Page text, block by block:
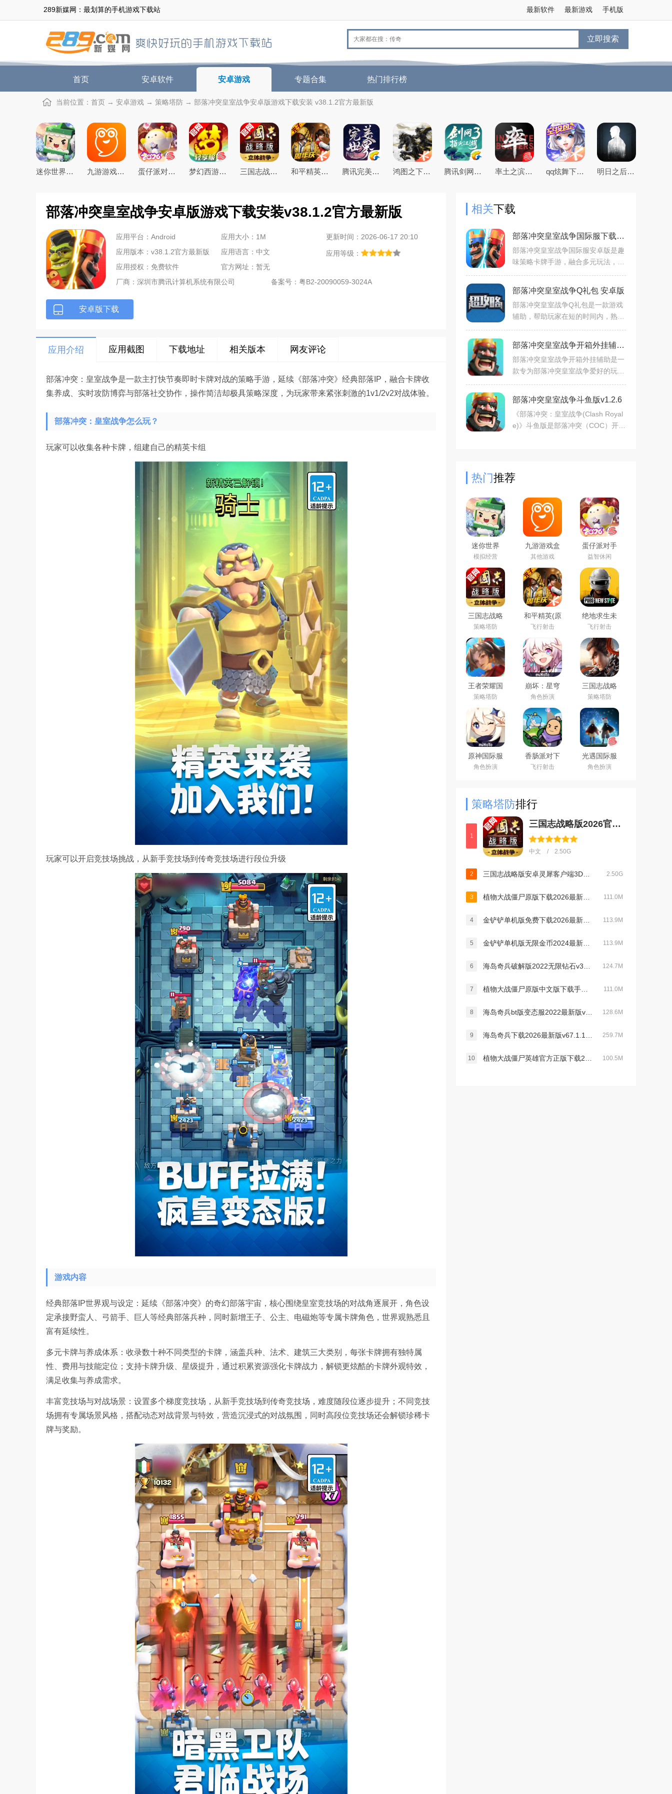
289新媒网：最划算的手机游戏下载站 手机版
最新游戏
最新软件
立即搜索
首页 安卓软件 安卓游戏 专题合集 热门排行榜
当前位置： 首页 → 安卓游戏 → 策略塔防 → 部落冲突皇室战争安卓版游戏下载安装 v38.1.2官方最新版
迷你世界2026最新官方版 九游游戏盒子app2026最新版 蛋仔派对手游(元气零食季)下载官方正版 梦幻西游手游下载2026最新版 三国志战略版2026官方最新版 和平精英(原刺激战场)官方最新版 腾讯完美世界手游 鸿图之下腾讯游戏正式版 腾讯剑网3指尖江湖手游 率土之滨手游下载2026最新版本 qq炫舞下载2026最新版 明日之后官方手游版
部落冲突皇室战争安卓版游戏下载安装v38.1.2官方最新版
应用平台：Android 应用大小：1M
更新时间：2026-06-17 20:10
应用版本：v38.1.2官方最新版
应用语言：中文
应用等级：
应用授权：免费软件
官方网址：暂无
厂商： 深圳市腾讯计算机系统有限公司 备案号： 粤B2-20090059-3024A
安卓版下载
应用介绍 应用截图 下载地址 相关版本 网友评论
部落冲突：皇室战争是一款主打快节奏即时卡牌对战的策略手游，延续《部落冲突》经典部落IP，融合卡牌收
集养成、实时攻防博弈与部落社交协作，操作简洁却极具策略深度，为玩家带来紧张刺激的1v1/2v2对战体验。
部落冲突：皇室战争怎么玩？
玩家可以收集各种卡牌，组建自己的精英卡组
玩家可以开启竞技场挑战，从新手竞技场到传奇竞技场进行段位升级
游戏内容
经典部落IP世界观与设定：延续《部落冲突》的奇幻部落宇宙，核心围绕皇室竞技场的对战角逐展开，角色设
定承接野蛮人、弓箭手、巨人等经典部落兵种，同时新增王子、公主、电磁炮等专属卡牌角色，世界观熟悉且
富有延续性。
多元卡牌与养成体系：收录数十种不同类型的卡牌，涵盖兵种、法术、建筑三大类别，每张卡牌拥有独特属
性、费用与技能定位；支持卡牌升级、星级提升，通过积累资源强化卡牌战力，解锁更炫酷的卡牌外观特效，
满足收集与养成需求。
丰富竞技场与对战场景：设置多个梯度竞技场，从新手竞技场到传奇竞技场，难度随段位逐步提升；不同竞技
场拥有专属场景风格，搭配动态对战背景与特效，营造沉浸式的对战氛围，同时高段位竞技场还会解锁珍稀卡
牌与奖励。
相关下载
部落冲突皇室战争国际服下载安卓版v28.1.1安卓版
部落冲突皇室战争国际服安卓版是趣
味策略卡牌手游，融合多元玩法，实
收集升级士兵、法术等卡牌，自由组
合卡组，摧毁皇家塔赢宝箱
部落冲突皇室战争Q礼包 安卓版
部落冲突皇室战争Q礼包是一款游戏
辅助，帮助玩家在短的时间内，熟悉
最后还为玩家提供限时折扣优惠活
动，现在登录注册的玩家可以
部落冲突皇室战争开箱外挂辅助v1.0.9
部落冲突皇室战争开箱外挂辅助是一
款专为部落冲突皇室战争爱好的玩家
战争开箱外挂辅助可以帮你在免费刷
宝箱，开宝箱，非常方便
部落冲突皇室战争斗鱼版v1.2.6
《部落冲突：皇室战争(Clash Royal
e)》斗鱼版是部落冲突（COC）开发
热门推荐
迷你世界
2026最新官
方版
模拟经营
九游游戏盒
子app2026
最新版
其他游戏
蛋仔派对手
游(元气零食
季)下载官方
正版
益智休闲
三国志战略
版2026官方
最新版
策略塔防
和平精英(原
刺激战场)官
方最新版
飞行射击
绝地求生未
来之役手游
国际服下载
正版
飞行射击
王者荣耀国
际服下载
2026官方手
机版
（Honor of
Kings）
策略塔防
崩坏：星穹
铁道官方手
游下载安卓
最新版
角色扮演
三国志战略
版安卓灵犀
客户端3D最
新版
策略塔防
原神国际服
(Genshin
Impact)下载
角色扮演
香肠派对下
载2026最新
版
飞行射击
光遇国际服
安卓最新版
角色扮演
策略塔防排行
1
三国志战略版2026官方最新版v2079.1684安卓版
中文 / 2.50G
2 2.50G
3 111.0M
4 113.9M
5 113.9M
6 124.7M
7 111.0M
8 128.6M
9 259.7M
10 100.5M